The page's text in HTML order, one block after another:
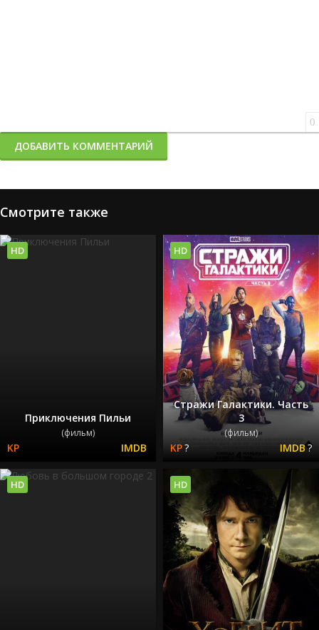
0
ДОБАВИТЬ КОММЕНТАРИЙ
Смотрите также
Приключения Пильи
(фильм)
HD
Стражи Галактики. Часть
3
(фильм)
? ?
HD
HD HD